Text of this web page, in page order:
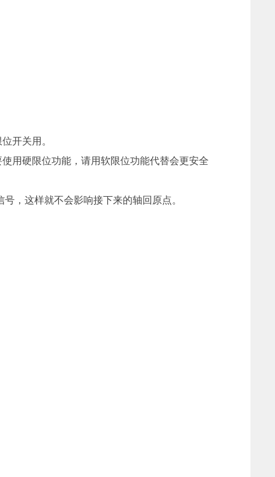
开关用。
用硬限位功能，请用软限位功能代替会更安全
，这样就不会影响接下来的轴回原点。